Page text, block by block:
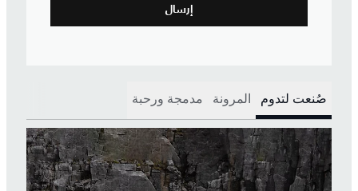
صُنعت لتدوم المرونة مدمجة ورحبة